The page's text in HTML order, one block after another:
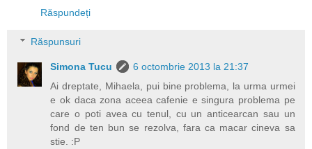
Răspundeți
Răspunsuri
Simona Tucu
6 octombrie 2013 la 21:37
Ai dreptate, Mihaela, pui bine problema, la urma urmei
e ok daca zona aceea cafenie e singura problema pe
care o poti avea cu tenul, cu un anticearcan sau un
fond de ten bun se rezolva, fara ca macar cineva sa
stie. :P